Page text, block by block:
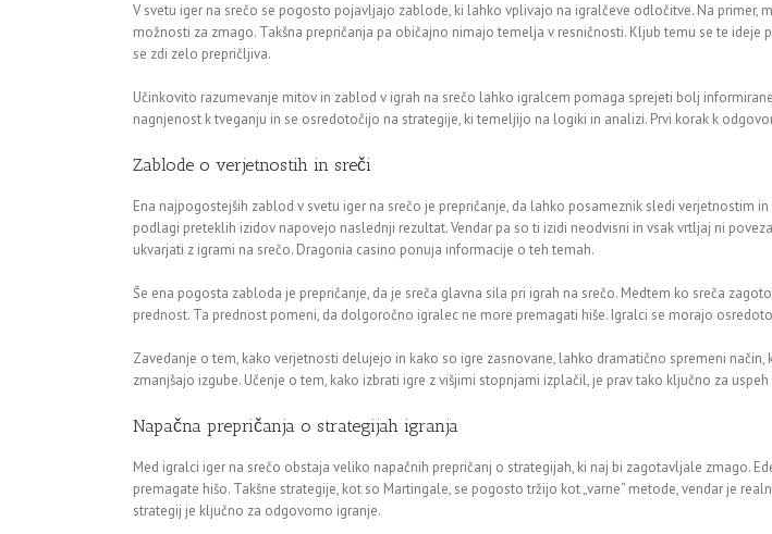
V svetu iger na srečo se pogosto pojavljajo zablode, ki lahko vplivajo na igralčeve odločitve. Na
možnosti za zmago. Takšna prepričanja pa običajno nimajo temelja v resničnosti. Kljub temu se te
se zdi zelo prepričljiva.
Učinkovito razumevanje mitov in zablod v igrah na srečo lahko igralcem pomaga sprejeti bolj
nagnjenost k tveganju in se osredotočijo na strategije, ki temeljijo na logiki in analizi. Prvi korak k
Zablode o verjetnostih in sreči
Ena najpogostejših zablod v svetu iger na srečo je prepričanje, da lahko posameznik sledi verjetnostim
podlagi preteklih izidov napovejo naslednji rezultat. Vendar pa so ti izidi neodvisni in vsak vrtljaj ni
ukvarjati z igrami na srečo. Dragonia casino ponuja informacije o teh temah.
Še ena pogosta zabloda je prepričanje, da je sreča glavna sila pri igrah na srečo. Medtem ko sreča
prednost. Ta prednost pomeni, da dolgoročno igralec ne more premagati hiše. Igralci se morajo
Zavedanje o tem, kako verjetnosti delujejo in kako so igre zasnovane, lahko dramatično spremeni
zmanjšajo izgube. Učenje o tem, kako izbrati igre z višjimi stopnjami izplačil, je prav tako ključno za
Napačna prepričanja o strategijah igranja
Med igralci iger na srečo obstaja veliko napačnih prepričanj o strategijah, ki naj bi zagotavljale zmago.
premagate hišo. Takšne strategije, kot so Martingale, se pogosto tržijo kot „varne“ metode, vendar je
strategij je ključno za odgovorno igranje.